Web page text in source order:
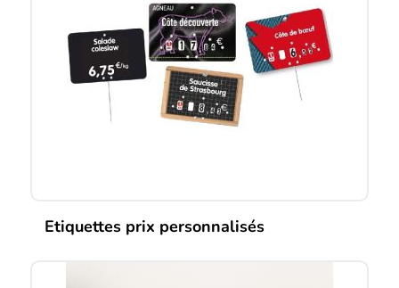
Etiquettes prix personnalisés